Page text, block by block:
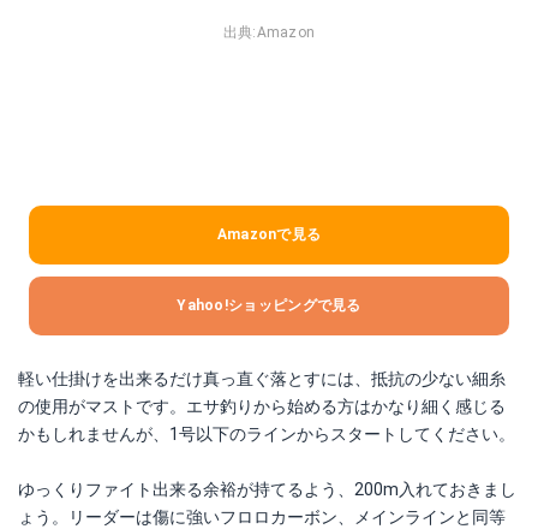
出典:Amazon
Amazonで見る
Yahoo!ショッピングで見る
軽い仕掛けを出来るだけ真っ直ぐ落とすには、抵抗の少ない細糸
の使用がマストです。エサ釣りから始める方はかなり細く感じる
かもしれませんが、1号以下のラインからスタートしてください。
ゆっくりファイト出来る余裕が持てるよう、200m入れておきまし
ょう。リーダーは傷に強いフロロカーボン、メインラインと同等